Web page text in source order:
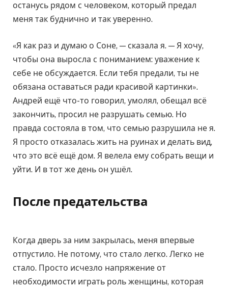
останусь рядом с человеком, который предал
меня так буднично и так уверенно.
«Я как раз и думаю о Соне, — сказала я. — Я хочу,
чтобы она выросла с пониманием: уважение к
себе не обсуждается. Если тебя предали, ты не
обязана оставаться ради красивой картинки».
Андрей ещё что-то говорил, умолял, обещал всё
закончить, просил не разрушать семью. Но
правда состояла в том, что семью разрушила не я.
Я просто отказалась жить на руинах и делать вид,
что это всё ещё дом. Я велела ему собрать вещи и
уйти. И в тот же день он ушёл.
После предательства
Когда дверь за ним закрылась, меня впервые
отпустило. Не потому, что стало легко. Легко не
стало. Просто исчезло напряжение от
необходимости играть роль женщины, которая